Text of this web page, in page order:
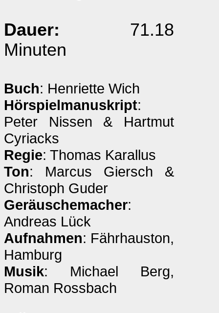
Dauer: 71.18
Minuten
Buch: Henriette Wich
Hörspielmanuskript:
Peter Nissen & Hartmut
Cyriacks
Regie: Thomas Karallus
Ton: Marcus Giersch &
Christoph Guder
Geräuschemacher:
Andreas Lück
Aufnahmen: Fährhauston,
Hamburg
Musik: Michael Berg,
Roman Rossbach